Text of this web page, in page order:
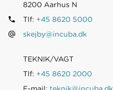
8200 Aarhus N
Tlf: +45 8620 5000
skejby@incuba.dk
TEKNIK/VAGT
Tlf: +45 8620 2000